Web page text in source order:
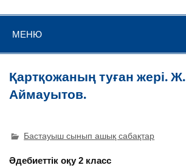
МЕНЮ
Қартқожаның туған жері. Ж.
Аймауытов.
Бастауыш сынып ашық сабақтар
Әдебиеттік оқу 2 класс